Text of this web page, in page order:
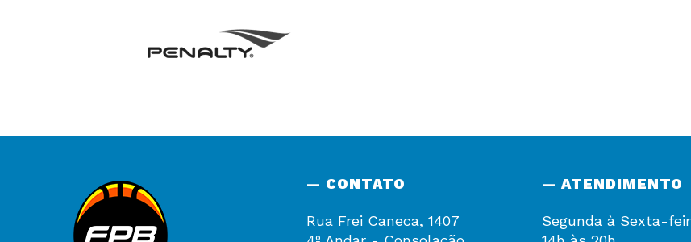
— CONTATO
Rua Frei Caneca, 1407
— ATENDIMENTO
Segunda à Sexta-